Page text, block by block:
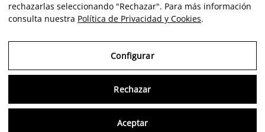
Un service excellent et complet du début à la fin. Un accès à
novice dans ce domaine, je me suis sentie très bien informée
et guidée par Angela. Carlos dégage un enthousiasme et une
passion contagieux. L'installation de Luis était absolument
magistrale ; sa formation artistique est évidente ! Bref, un
vrai plaisir.
rechazarlas seleccionando "Rechazar". Para más información
consulta nuestra Política de Privacidad y Cookies.
Configurar
Rechazar
Aceptar